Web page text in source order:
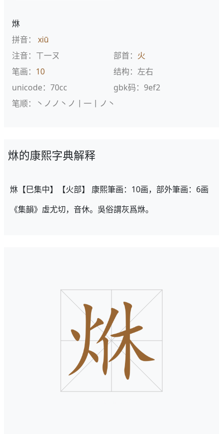
烌
拼音： xiū
注音：ㄒ一ㄡ
部首： 火
笔画： 10
结构：左右
unicode：70cc
gbk码：9ef2
笔顺：丶ノノ丶ノ丨一丨ノ丶
烌的康熙字典解释
烌【巳集中】【火部】 康熙筆画：10画，部外筆画：6画
《集韻》虛尤切，音休。吳俗謂灰爲烌。